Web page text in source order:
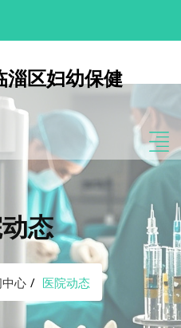
淄区妇幼保健
态
心 医院动态